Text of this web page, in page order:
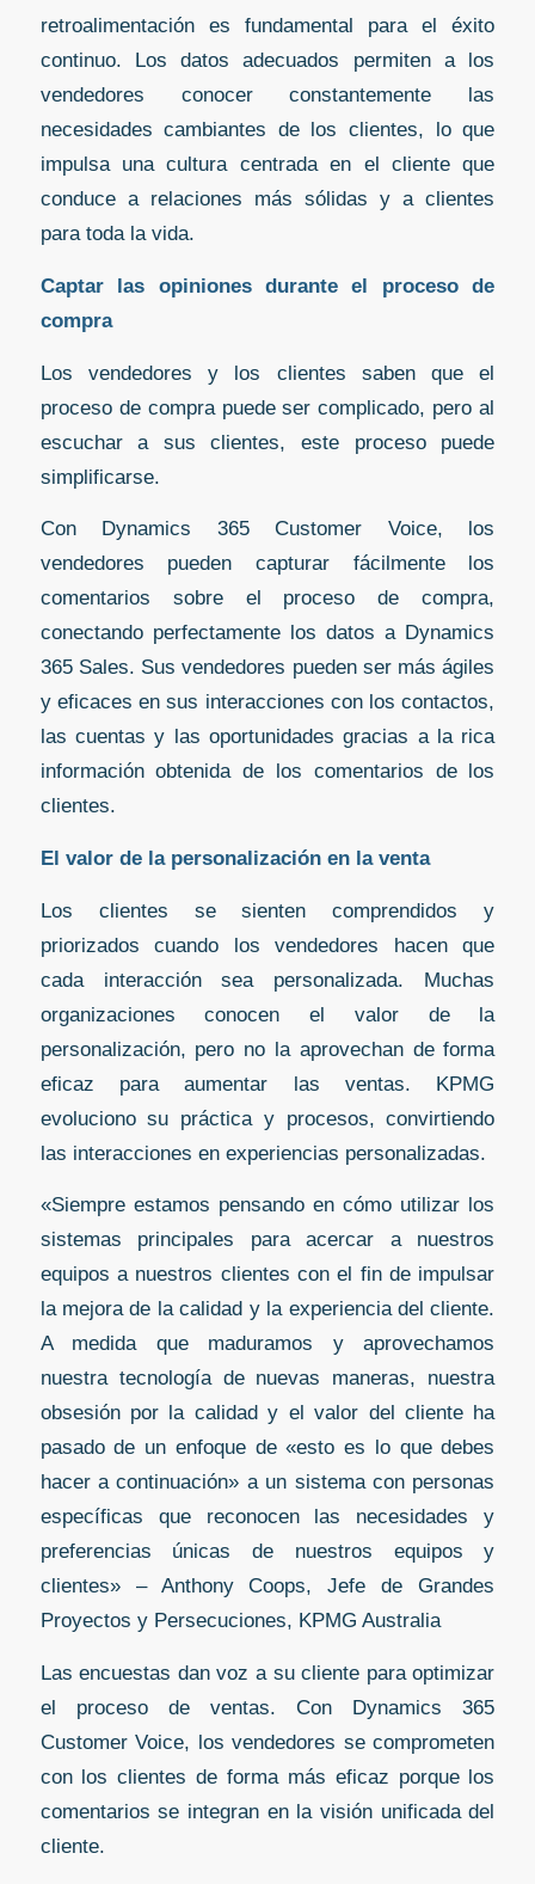
retroalimentación es fundamental para el éxito
continuo. Los datos adecuados permiten a los
vendedores conocer constantemente las
necesidades cambiantes de los clientes, lo que
impulsa una cultura centrada en el cliente que
conduce a relaciones más sólidas y a clientes
para toda la vida.
Captar las opiniones durante el proceso de
compra
Los vendedores y los clientes saben que el
proceso de compra puede ser complicado, pero al
escuchar a sus clientes, este proceso puede
simplificarse.
Con Dynamics 365 Customer Voice, los
vendedores pueden capturar fácilmente los
comentarios sobre el proceso de compra,
conectando perfectamente los datos a Dynamics
365 Sales. Sus vendedores pueden ser más ágiles
y eficaces en sus interacciones con los contactos,
las cuentas y las oportunidades gracias a la rica
información obtenida de los comentarios de los
clientes.
El valor de la personalización en la venta
Los clientes se sienten comprendidos y
priorizados cuando los vendedores hacen que
cada interacción sea personalizada. Muchas
organizaciones conocen el valor de la
personalización, pero no la aprovechan de forma
eficaz para aumentar las ventas. KPMG
evoluciono su práctica y procesos, convirtiendo
las interacciones en experiencias personalizadas.
«Siempre estamos pensando en cómo utilizar los
sistemas principales para acercar a nuestros
equipos a nuestros clientes con el fin de impulsar
la mejora de la calidad y la experiencia del cliente.
A medida que maduramos y aprovechamos
nuestra tecnología de nuevas maneras, nuestra
obsesión por la calidad y el valor del cliente ha
pasado de un enfoque de «esto es lo que debes
hacer a continuación» a un sistema con personas
específicas que reconocen las necesidades y
preferencias únicas de nuestros equipos y
clientes» – Anthony Coops, Jefe de Grandes
Proyectos y Persecuciones, KPMG Australia
Las encuestas dan voz a su cliente para optimizar
el proceso de ventas. Con Dynamics 365
Customer Voice, los vendedores se comprometen
con los clientes de forma más eficaz porque los
comentarios se integran en la visión unificada del
cliente.